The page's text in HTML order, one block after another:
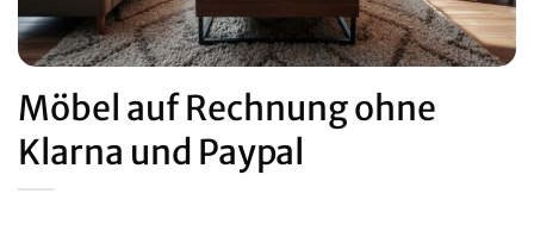
Möbel auf Rechnung ohne
Klarna und Paypal